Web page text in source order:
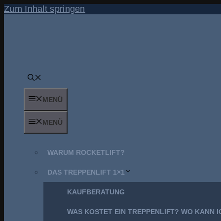
Zum Inhalt springen
MENÜ
MENÜ
WARUM ROCKETLIFT?
DAS TREPPENLIFT 1×1
KAUFBERATUNG
WAS KOSTET EIN TREPPENLIFT? WO KANN